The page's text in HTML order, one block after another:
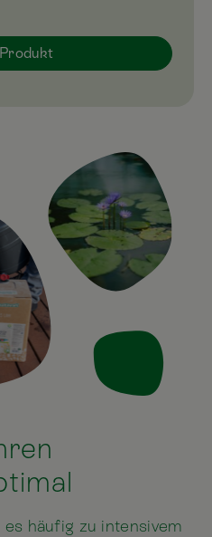
häufig zu intensivem